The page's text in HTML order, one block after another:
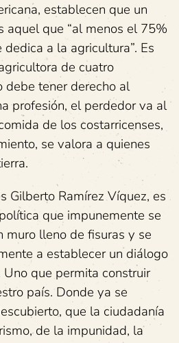
establecen que un
aquel que “al menos el 75%
a la agricultura”. Es
de cuatro
debe tener derecho al
profesión, el perdedor va al
de los costarricenses,
se valora a quienes
Gilberto Ramírez Víquez, es
que impunemente se
muro lleno de fisuras y se
a establecer un diálogo
que permita construir
país. Donde ya se
que la ciudadanía
de la impunidad, la